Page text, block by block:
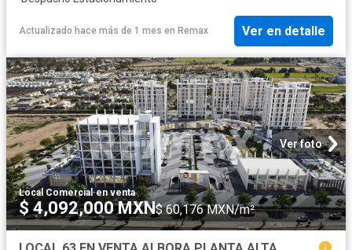
Actualizado hace más de 1 mes en Remax Ver en detalle
Ver foto
Local Comercial ·en venta
$ 4,092,000 MXN$ 60,176 MXN/m²